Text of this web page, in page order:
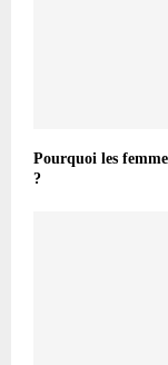
Pourquoi les
?